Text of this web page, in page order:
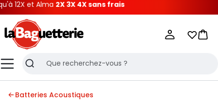
et Alma2X 3X 4X sans frais
MenuRecherche
Mes
Batteries Acoustiques